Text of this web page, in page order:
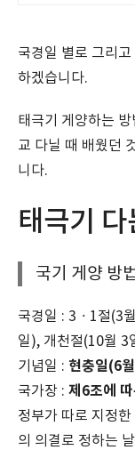
국경일 별로 그리
하겠습니다.
태극기 게양하는
교 다닐 때 배웠던
니다.
태극기 다
국기 게양 방
국경일 : 3ㆍ1절(3
일), 개천절(10월 3
기념일 : 현충일(6
국가장 : 제6조에
정부가 따로 지정
의 의결로 정하는 날